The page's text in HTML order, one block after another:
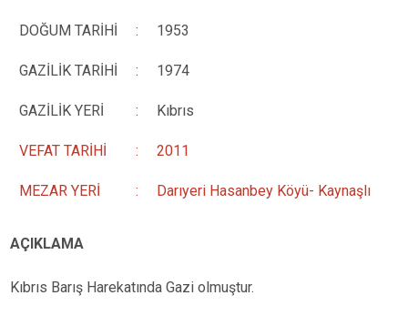
DOĞUM TARİHİ : 1953
GAZİLİK TARİHİ : 1974
GAZİLİK YERİ : Kıbrıs
VEFAT TARİHİ : 2011
MEZAR YERİ : Darıyeri Hasanbey Köyü- Kaynaşlı
AÇIKLAMA
Kıbrıs Barış Harekatında Gazi olmuştur.